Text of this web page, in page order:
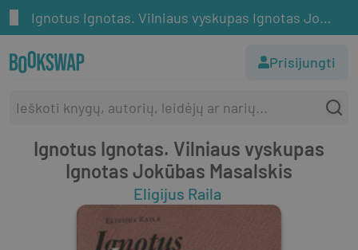
Ignotus Ignotas. Vilniaus vyskupas Ignotas Jokūbas Masalskis
Prisijungti
Ignotus Ignotas. Vilniaus vyskupas
Ignotas Jokūbas Masalskis
Eligijus Raila